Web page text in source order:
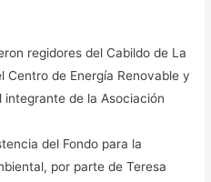
regidores del Cabildo de La
Centro de Energía Renovable y
integrante de la Asociación
del Fondo para la
por parte de Teresa